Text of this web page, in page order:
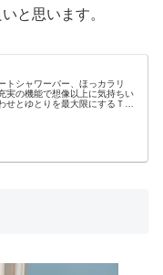
と思います。
トシャワーバー、ほっカラリ
実の機能で想像以上に気持ちい
せとゆとりを最大限にするＴＯ